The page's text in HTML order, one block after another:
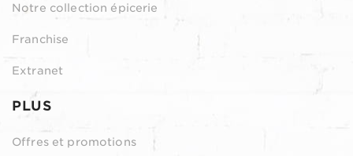
Notre collection épicerie
Franchise
Extranet
PLUS
Offres et promotions